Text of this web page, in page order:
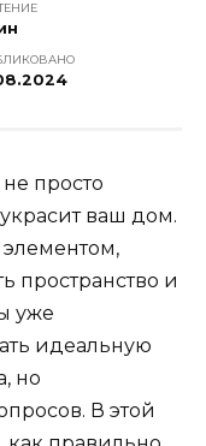
просто
ваш дом.
пространство и
уже
идеальную
но
В этой